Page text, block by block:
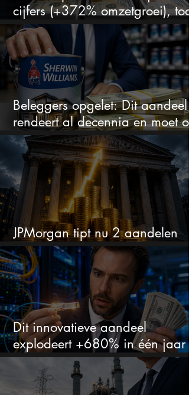
cijfers (+372% omzetgroei), toch
zakt het aandeel weg
Beleggers opgelet: Dit aandeel
rendeert al decennia en moet op
je watchlist staan!
JPMorgan tipt nu 2 aandelen
voor augustus
Dit innovatieve aandeel
explodeert +680% in één jaar
en blijft maar stijgen